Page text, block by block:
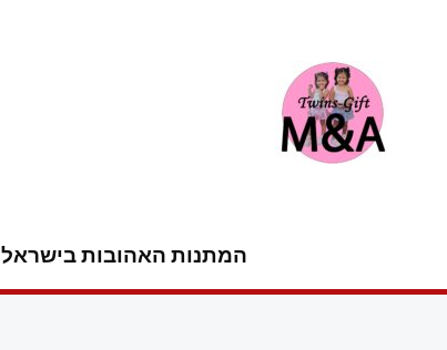
המתנות האהובות בישראל 2025 -2026